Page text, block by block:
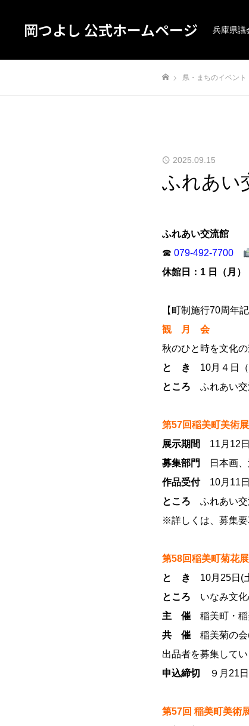
岡つよし 公式ホームページ 兵庫県議
県・まちのイベント
2025.09.15
ふれあい
ふれあい交流館
☎ 079-492-7700
休館日：1 日（月）
【町制施行70周年
観 月 会
秋のひと時を文化の
と き
10月４日
ところ ふれあい
第57回稲美町美術
展示期間
11月12
募集部門
日本画、
作品受付10月11日
ところ ふれあい
※詳しくは、募集要
第58回稲美町菊花展
と き
10月25日(
ところ いなみ文
主 催 稲美町・稲
共 催 稲美菊の会
出品者を募集して
申込締切
９月21
第57回 稲美町美術